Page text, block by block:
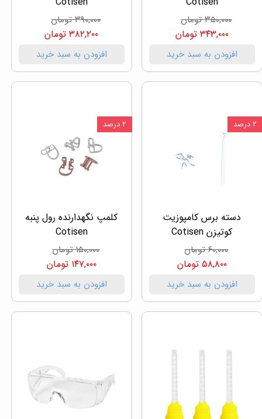
۳۵۰,۰۰۰ تومان
۳۴۳,۰۰۰ تومان
افزودن به سبد خرید
۳۹۰,۰۰۰ تومان
۳۸۲,۲۰۰ تومان
افزودن به سبد خرید
دسته برس کامپوزیت
کوتیزن Cotisen
۶۰,۰۰۰ تومان
۵۸,۸۰۰ تومان
افزودن به سبد خرید
۲ درصد
کلمپ نگهدارنده رول پنبه
Cotisen
۱۵۰,۰۰۰ تومان
۱۴۷,۰۰۰ تومان
افزودن به سبد خرید
۲ درصد